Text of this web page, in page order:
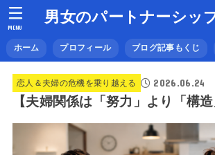
男女のパートナーシッ
ホーム プロフィール ブログ記事もくじ
MENU
恋人＆夫婦の危機を乗り越える 2026.06.24
【夫婦関係は「努力」より「構造